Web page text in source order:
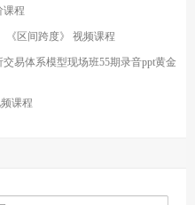
课程
《区间跨度》 视频课程
易体系模型现场班55期录音ppt黄金
课程